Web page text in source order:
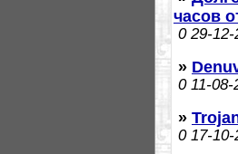
часов
029-12-
»
011-08-
»
017-10-